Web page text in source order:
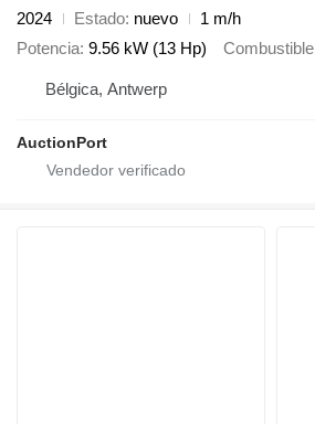
2024
Estado nuevo
1 m/h
Potencia 9.56 kW (13 Hp) Combustible
Bélgica, Antwerp
AuctionPort